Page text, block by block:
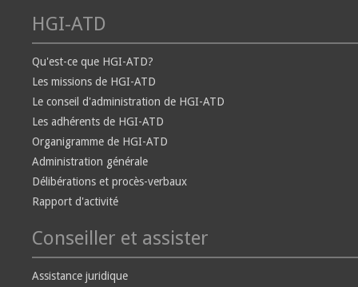
HGI-ATD
Qu'est-ce que HGI-ATD?
Les missions de HGI-ATD
Le conseil d'administration de HGI-ATD
Les adhérents de HGI-ATD
Organigramme de HGI-ATD
Administration générale
Délibérations et procès-verbaux
Rapport d'activité
Conseiller et assister
Assistance juridique